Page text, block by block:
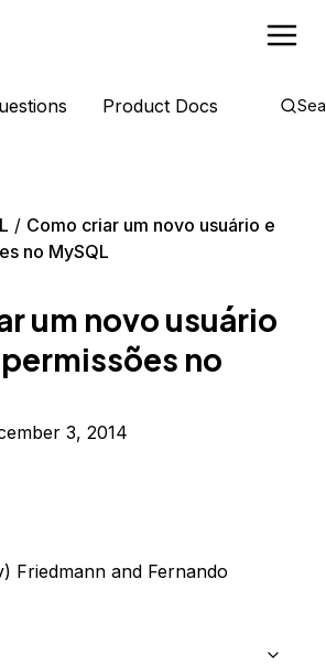
Product Docs
Como criar um novo usuário e
no MySQL
um novo usuário
no
3, 2014
Friedmann and Fernando